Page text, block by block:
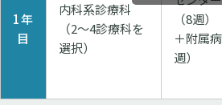
1年
目
内科系診療科
（2〜4診療科を
選択）
（8週）
＋附属
週）